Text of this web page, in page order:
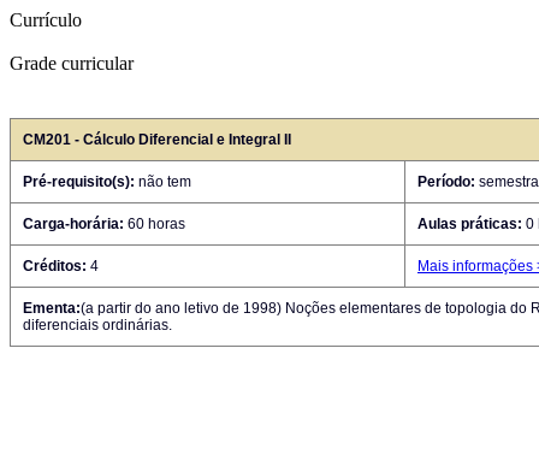
Currículo
Grade curricular
CM201 - Cálculo Diferencial e Integral II
Pré-requisito(s): não tem Período:
Carga-horária: 60 horas Aulas práticas: 0
Créditos: 4 Mais informações
Ementa:(a partir do ano letivo de 1998) Noções elementares de topologia
diferenciais ordinárias.